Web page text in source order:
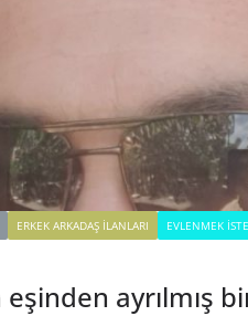
ERKEK ARKADAŞ ILANLARI EVLENMEK
ayrılmış